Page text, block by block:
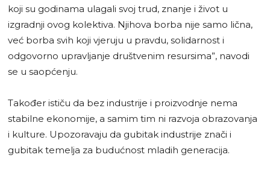
koji su godinama ulagali svoj trud, znanje i život u
izgradnji ovog kolektiva. Njihova borba nije samo lična,
već borba svih koji vjeruju u pravdu, solidarnost i
odgovorno upravljanje društvenim resursima”, navodi
se u saopćenju.
Također ističu da bez industrije i proizvodnje nema
stabilne ekonomije, a samim tim ni razvoja obrazovanja
i kulture. Upozoravaju da gubitak industrije znači i
gubitak temelja za budućnost mladih generacija.